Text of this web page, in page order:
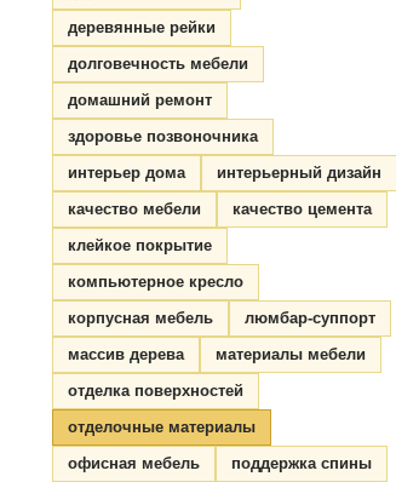
деревянные рейки
долговечность мебели
домашний ремонт
здоровье позвоночника
интерьер дома
интерьерный дизайн
качество мебели
качество цемента
клейкое покрытие
компьютерное кресло
корпусная мебель
люмбар-суппорт
массив дерева
материалы мебели
отделка поверхностей
отделочные материалы
офисная мебель
поддержка спины